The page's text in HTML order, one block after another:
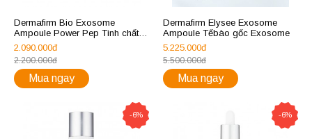
Dermafirm Bio Exosome
Ampoule Power Pep Tinh chất
trẻ hóa nhăn đa tầng 50ml
2.090.000đ
2.200.000đ
Mua ngay
Dermafirm Elysee Exosome
Ampoule Tếbào gốc Exosome
5.225.000đ
5.500.000đ
Mua ngay
-6% -6%